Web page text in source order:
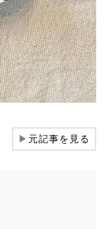
▶元記事を見る